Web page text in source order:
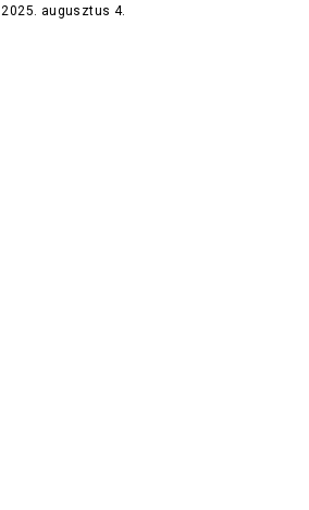
2025. augusztus 4.